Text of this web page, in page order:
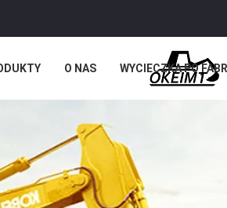
O NAS WYCIECZKA PO